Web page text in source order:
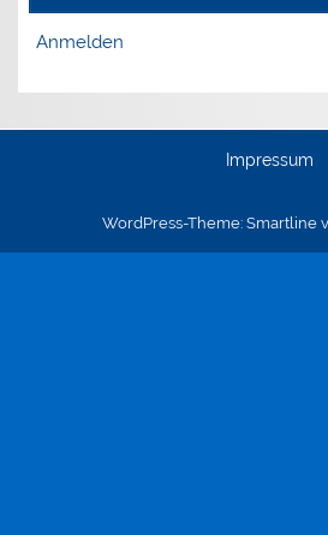
Anmelden
Impressum
WordPress-Theme: Smartline